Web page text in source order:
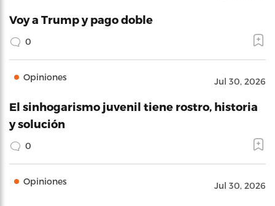
Voy a Trump y pago doble
0
Opiniones Jul 30, 2026
El sinhogarismo juvenil tiene rostro, historia
y solución
0
Opiniones Jul 30, 2026